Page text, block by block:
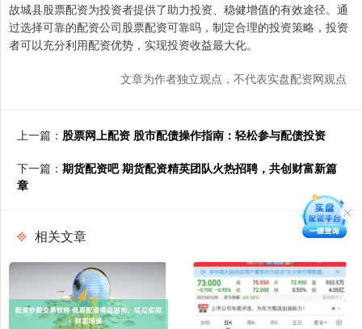
故城县股票配资为投资者提供了助力投资、稳健增值的有效途径。通
过选择可靠的配资公司股票配资可靠吗，制定合理的投资策略，投资
者可以充分利用配资优势，实现投资收益最大化。
文章为作者独立观点，不代表实盘配资网观点
上一篇： 股票网上配资 股市配债操作指南：轻松参与配债投资
下一篇： 期货配资吧 期货配资精英团队火热招聘，共创财富新篇
章
相关文章